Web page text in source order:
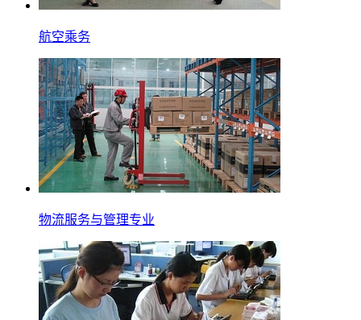
航空乘务
物流服务与管理专业